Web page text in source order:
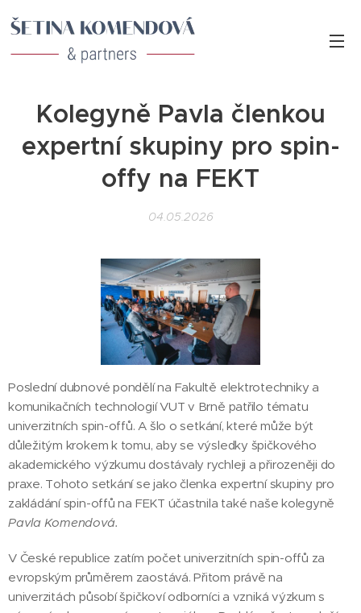
Kolegyně Pavla členkou
expertní skupiny pro spin-
offy na FEKT
04.05.2026
Poslední dubnové pondělí na Fakultě elektrotechniky a
komunikačních technologií VUT v Brně patřilo tématu
univerzitních spin-offů. A šlo o setkání, které může být
důležitým krokem k tomu, aby se výsledky špičkového
akademického výzkumu dostávaly rychleji a přirozeněji do
praxe. Tohoto setkání se jako členka expertní skupiny pro
zakládání spin-offů na FEKT účastnila také naše kolegyně
Pavla Komendová.
V České republice zatím počet univerzitních spin-offů za
evropským průměrem zaostává. Přitom právě na
univerzitách působí špičkoví odborníci a vzniká výzkum s